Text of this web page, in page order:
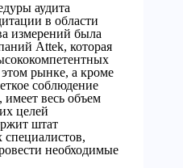
аудита
в области
измерений была
Attek, которая
рынке, а кроме
соблюдение
имеет весь объем
целей
штат
необходимые